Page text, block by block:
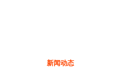
新闻动态